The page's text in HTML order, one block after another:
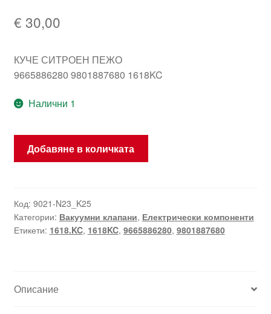
€ 30,00
КУЧЕ СИТРОЕН ПЕЖО
9665886280 9801887680 1618KC
Налични 1
количество
9665886280
9801887680
1618KC
Добавяне в количката
Код: 9021-N23_K25
Категории: Вакуумни клапани, Електрически компоненти
Етикети: 1618.KC, 1618KC, 9665886280, 9801887680
Описание